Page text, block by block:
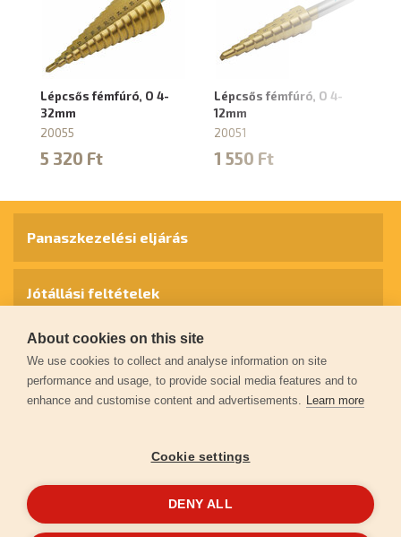
Lépcsős fémfúró, O 4-
32mm
20055
5 320 Ft
Lépcsős fémfúró, O 4-
12mm
20051
1 550 Ft
© 2026extol.hu- Minden jog fenntartva
Panaszkezelési eljárás
Jótállási feltételek
Személyes adatok védelme
Kapcsolat
Garancia regisztráció
About cookies on this site
We use cookies to collect and analyse information on site
performance and usage, to provide social media features and to
enhance and customise content and advertisements. Learn more
Cookie settings
DENY ALL